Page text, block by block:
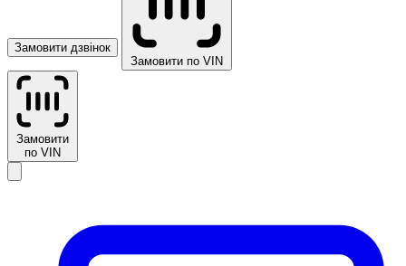
Замовити дзвінок
Замовити по VIN
Замовити
по VIN